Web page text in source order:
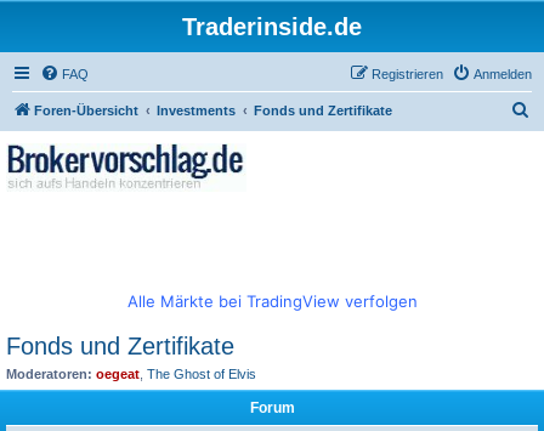
Traderinside.de
FAQ Anmelden
Registrieren
Foren-Übersicht Investments Fonds und Zertifikate
Alle Märkte bei TradingView verfolgen
Fonds und Zertifikate
Moderatoren: oegeat The Ghost of Elvis
Forum